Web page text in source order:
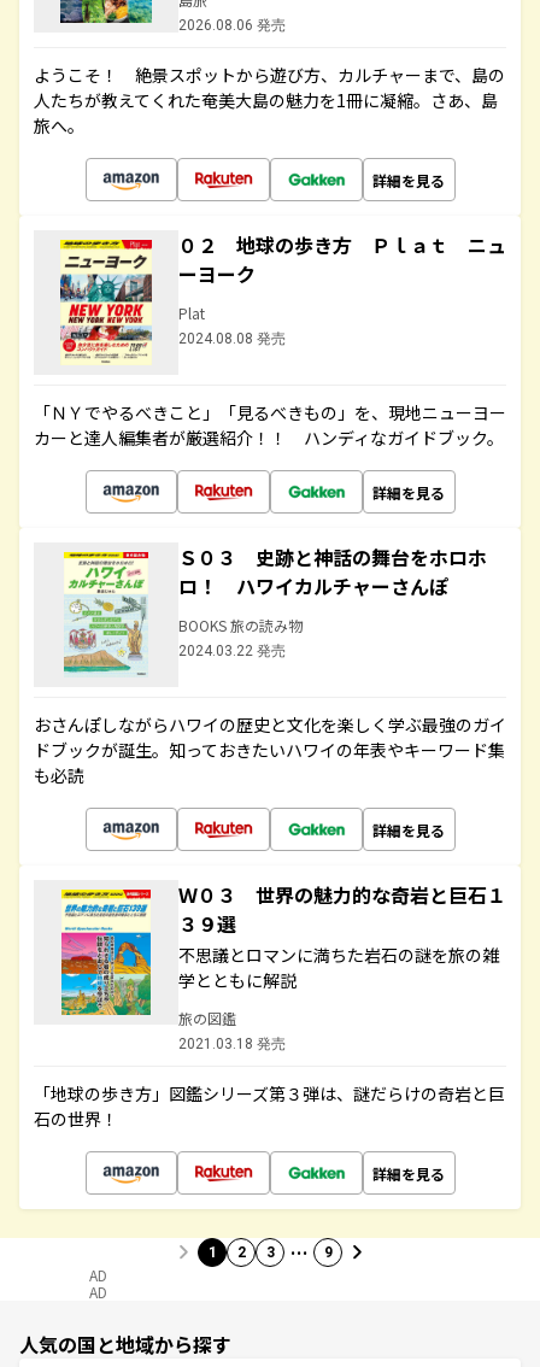
2026.08.06 発売
ようこそ！ 絶景スポットから遊び方、カルチャーまで、島の
人たちが教えてくれた奄美大島の魅力を1冊に凝縮。さあ、島
旅へ。
詳細を見る
０２ 地球の歩き方 Ｐｌａｔ ニュ
ーヨーク
Plat
2024.08.08 発売
「ＮＹでやるべきこと」「見るべきもの」を、現地ニューヨー
カーと達人編集者が厳選紹介！！ ハンディなガイドブック。
詳細を見る
Ｓ０３ 史跡と神話の舞台をホロホ
ロ！ ハワイカルチャーさんぽ
BOOKS 旅の読み物
2024.03.22 発売
おさんぽしながらハワイの歴史と文化を楽しく学ぶ最強のガイ
ドブックが誕生。知っておきたいハワイの年表やキーワード集
も必読
詳細を見る
Ｗ０３ 世界の魅力的な奇岩と巨石１
３９選
不思議とロマンに満ちた岩石の謎を旅の雑
学とともに解説
旅の図鑑
2021.03.18 発売
「地球の歩き方」図鑑シリーズ第３弾は、謎だらけの奇岩と巨
石の世界！
詳細を見る
1 2 3 … 9
AD
AD
人気の国と地域から探す